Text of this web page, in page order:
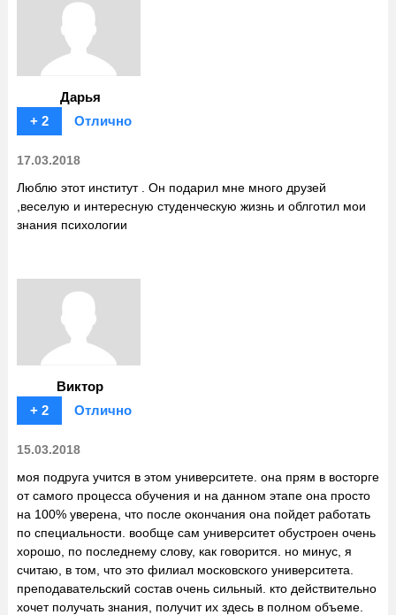
Дарья
+ 2
Отлично
17.03.2018
Люблю этот институт . Он подарил мне много друзей
,веселую и интересную студенческую жизнь и облготил мои
знания психологии
Виктор
+ 2
Отлично
15.03.2018
моя подруга учится в этом университете. она прям в восторге
от самого процесса обучения и на данном этапе она просто
на 100% уверена, что после окончания она пойдет работать
по специальности. вообще сам университет обустроен очень
хорошо, по последнему слову, как говорится. но минус, я
считаю, в том, что это филиал московского университета.
преподавательский состав очень сильный. кто действительно
хочет получать знания, получит их здесь в полном объеме.